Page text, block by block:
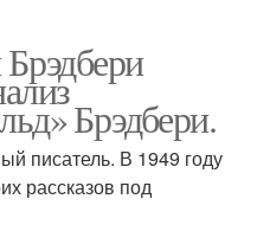
Брэдбери.
писатель. В 1949 году
рассказов под